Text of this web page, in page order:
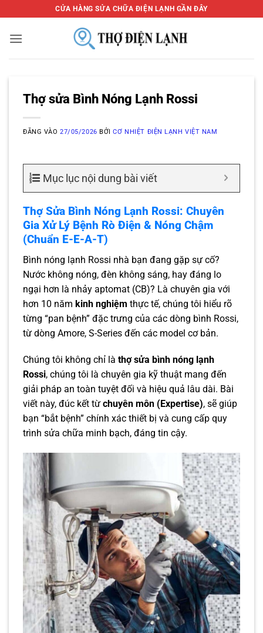
qua
nội
CỬA HÀNG SỬA CHỮA ĐIỆN LẠNH GẦN ĐÂY
Thợ sửa Bình Nóng Lạnh Rossi
ĐĂNG VÀO27/05/2026 BỞICƠ NHIỆT ĐIỆN LẠNH VIỆT NAM
Mục lục nội dung bài viết
Thợ Sửa Bình Nóng Lạnh Rossi: Chuyên
Gia Xử Lý Bệnh Rò Điện & Nóng Chậm
(Chuẩn E-E-A-T)
Bình nóng lạnh Rossi nhà bạn đang gặp sự cố?
Nước không nóng, đèn không sáng, hay đáng lo
ngại hơn là nhảy aptomat (CB)? Là chuyên gia với
hơn 10 năm kinh nghiệm thực tế, chúng tôi hiểu rõ
từng “pan bệnh” đặc trưng của các dòng bình Rossi,
từ dòng Amore, S-Series đến các model cơ bản.
Chúng tôi không chỉ là thợ sửa bình nóng lạnh
Rossi, chúng tôi là chuyên gia kỹ thuật mang đến
giải pháp an toàn tuyệt đối và hiệu quả lâu dài. Bài
viết này, đúc kết từ chuyên môn (Expertise), sẽ giúp
bạn “bắt bệnh” chính xác thiết bị và cung cấp quy
trình sửa chữa minh bạch, đáng tin cậy.